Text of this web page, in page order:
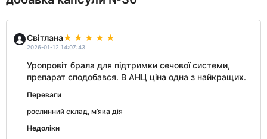
Світлана
2026-01-12 14:07:43
Уропровіт брала для підтримки сечової системи,
препарат сподобався. В АНЦ ціна одна з найкращих.
Переваги
рослинний склад, м’яка дія
Недоліки